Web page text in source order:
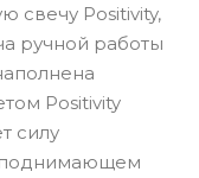
свечу Positivity,
ручной работы
Positivity
силу
поднимающем